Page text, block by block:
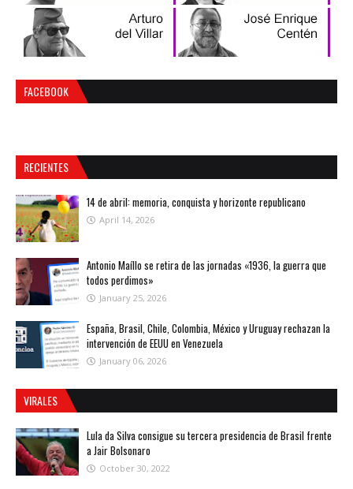
FACEBOOK
RECIENTES
14 de abril: memoria, conquista y horizonte republicano
April 14, 2026
Antonio Maíllo se retira de las jornadas «1936, la guerra que
todos perdimos»
January 25, 2026
España, Brasil, Chile, Colombia, México y Uruguay rechazan la
intervención de EEUU en Venezuela
January 06, 2026
VIRALES
Lula da Silva consigue su tercera presidencia de Brasil frente
a Jair Bolsonaro
October 30, 2022